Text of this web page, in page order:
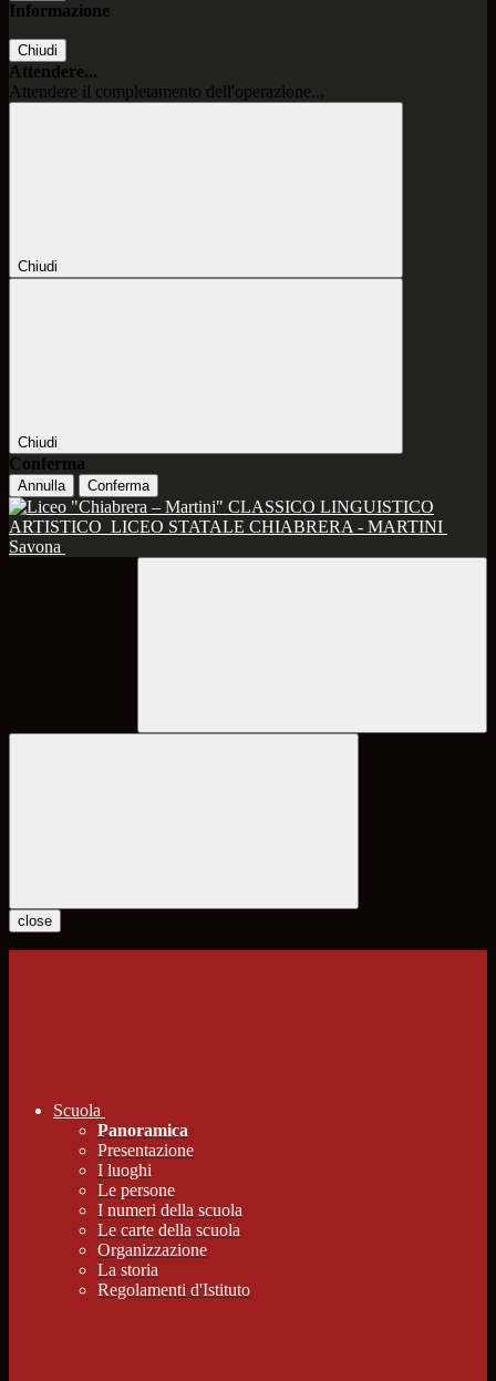
Informazione
Chiudi
Attendere...
Attendere il completamento dell'operazione...
Chiudi
Chiudi
Conferma
Annulla Conferma
CLASSICO LINGUISTICO
ARTISTICO LICEO STATALE CHIABRERA - MARTINI
Savona
close
Scuola
Panoramica
Presentazione
I luoghi
Le persone
I numeri della scuola
Le carte della scuola
Organizzazione
La storia
Regolamenti d'Istituto